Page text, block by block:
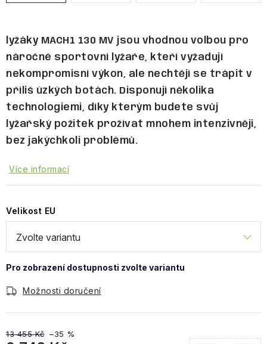
lyžáky MACH1 130 MV jsou vhodnou volbou pro
náročné sportovní lyžaře, kteří vyžadují
nekompromisní výkon, ale nechtějí se trápit v
příliš úzkých botách. Disponují několika
technologiemi, díky kterým budete svůj
lyžařský požitek prožívat mnohem intenzivněji,
bez jakýchkoli problémů.
Více informací
Velikost EU
Možnosti doručení
13 455 Kč –35 %